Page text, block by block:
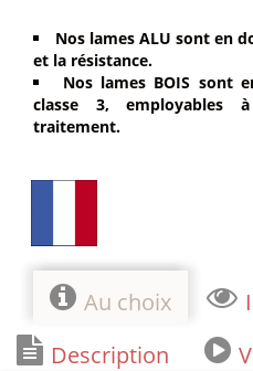
Nos lames ALU sont en
et la résistance.
Nos lames BOIS sont
classe 3, employables
traitement.
Au choix
Description